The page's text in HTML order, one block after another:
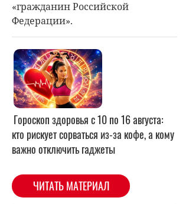
«гражданин Российской
Федерации».